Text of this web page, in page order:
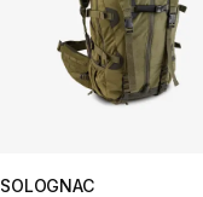
SOLOGNAC